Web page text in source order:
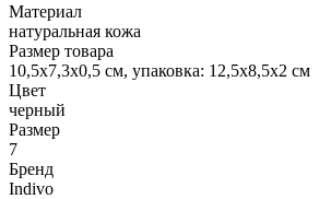
Материал
натуральная кожа
Размер товара
10,5х7,3х0,5 см, упаковка: 12,5х8,5х2 см
Цвет
черный
Размер
7
Бренд
Indivo